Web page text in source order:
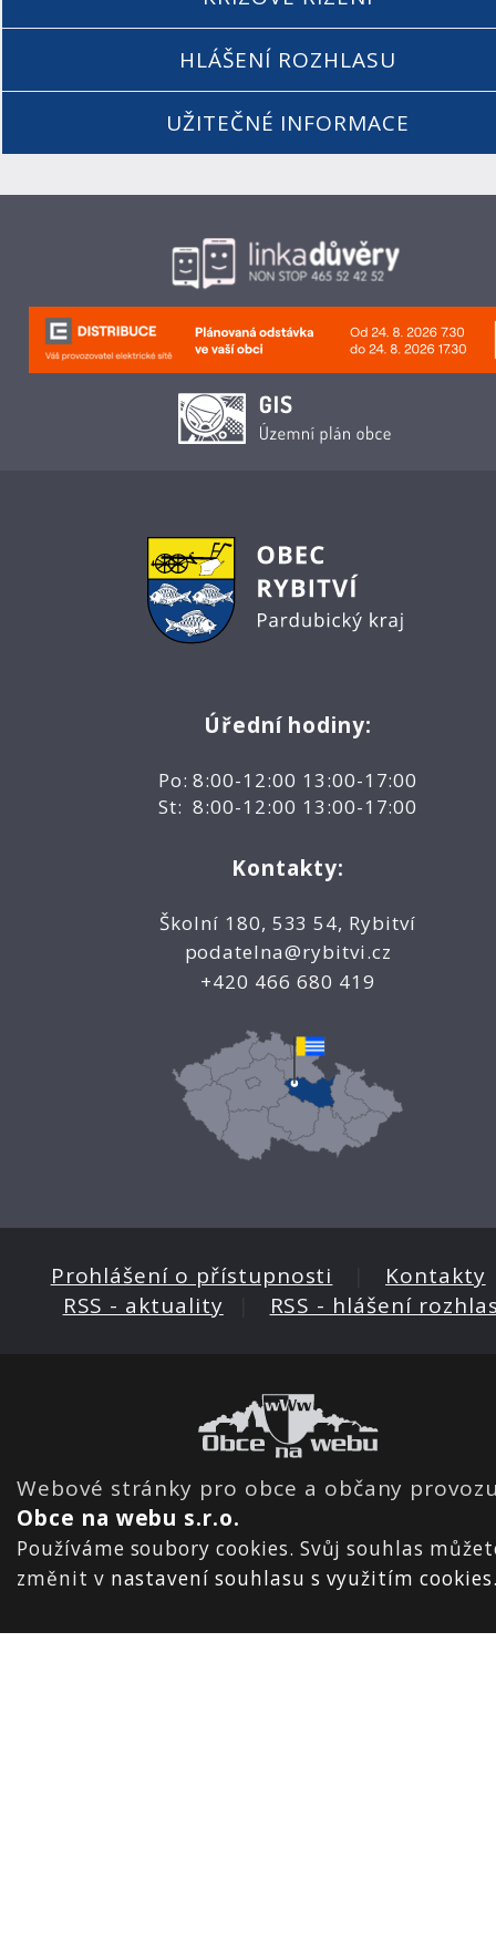
HLÁŠENÍ ROZHLASU
UŽITEČNÉ INFORMACE
Úřední hodiny:
Po: 8:00-12:00 13:00-17:00
St: 8:00-12:00 13:00-17:00
Kontakty:
Školní 180, 533 54, Rybitví
podatelna@rybitvi.cz
+420 466 680 419
Prohlášení o přístupnosti Kontakty
RSS - aktuality
RSS - hlášení
Webové stránky pro obce a občany
Obce na webu s.r.o.
Používáme soubory cookies. Svůj souhlas
změnit v nastavení souhlasu s využitím cookies